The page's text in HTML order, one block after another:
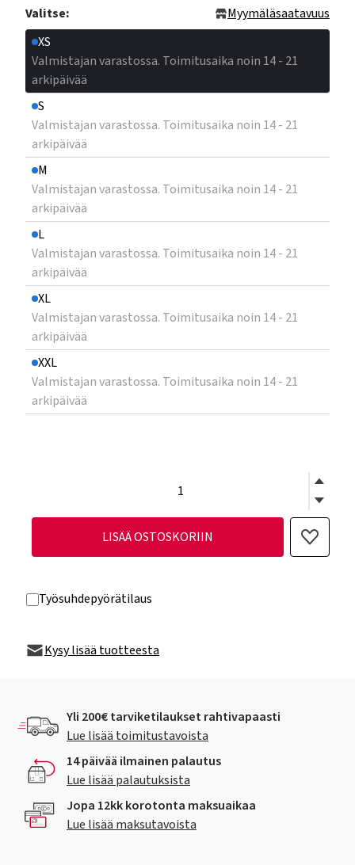
Valitse:
Myymäläsaatavuus
XS
Valmistajan varastossa. Toimitusaika noin 14 - 21
arkipäivää
S
Valmistajan varastossa. Toimitusaika noin 14 - 21
arkipäivää
M
Valmistajan varastossa. Toimitusaika noin 14 - 21
arkipäivää
L
Valmistajan varastossa. Toimitusaika noin 14 - 21
arkipäivää
XL
Valmistajan varastossa. Toimitusaika noin 14 - 21
arkipäivää
XXL
Valmistajan varastossa. Toimitusaika noin 14 - 21
arkipäivää
LISÄÄ OSTOSKORIIN
Työsuhdepyörätilaus
Kysy lisää tuotteesta
Yli 200€ tarviketilaukset rahtivapaasti
Lue lisää toimitustavoista
14 päivää ilmainen palautus
Lue lisää palautuksista
Jopa 12kk korotonta maksuaikaa
Lue lisää maksutavoista